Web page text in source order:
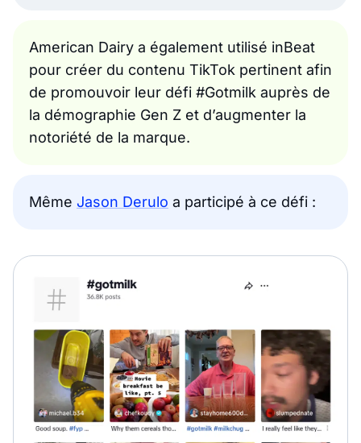
American Dairy a également utilisé inBeat
pour créer du contenu TikTok pertinent afin
de promouvoir leur défi #Gotmilk auprès de
la démographie Gen Z et d’augmenter la
notoriété de la marque.
Même Jason Derulo a participé à ce défi :